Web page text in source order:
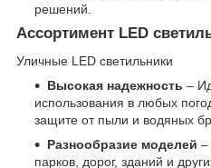
решений.
Ассортимент LED
Уличные LED светильники
Высокая надежность –
использования в любых
защите от пыли и водяных
Разнообразие моделей –
парков, дорог, зданий и